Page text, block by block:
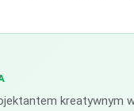
kreatywnym